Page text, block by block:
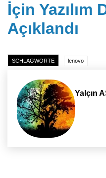
İçin Yazılım
Açıklandı
SCHLAGWORTE lenovo
Yalçın